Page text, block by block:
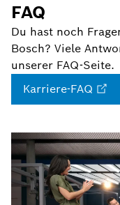
FAQ
Du hast noch
Bosch? Viele
unserer FAQ-Seite.
Karriere-FAQ